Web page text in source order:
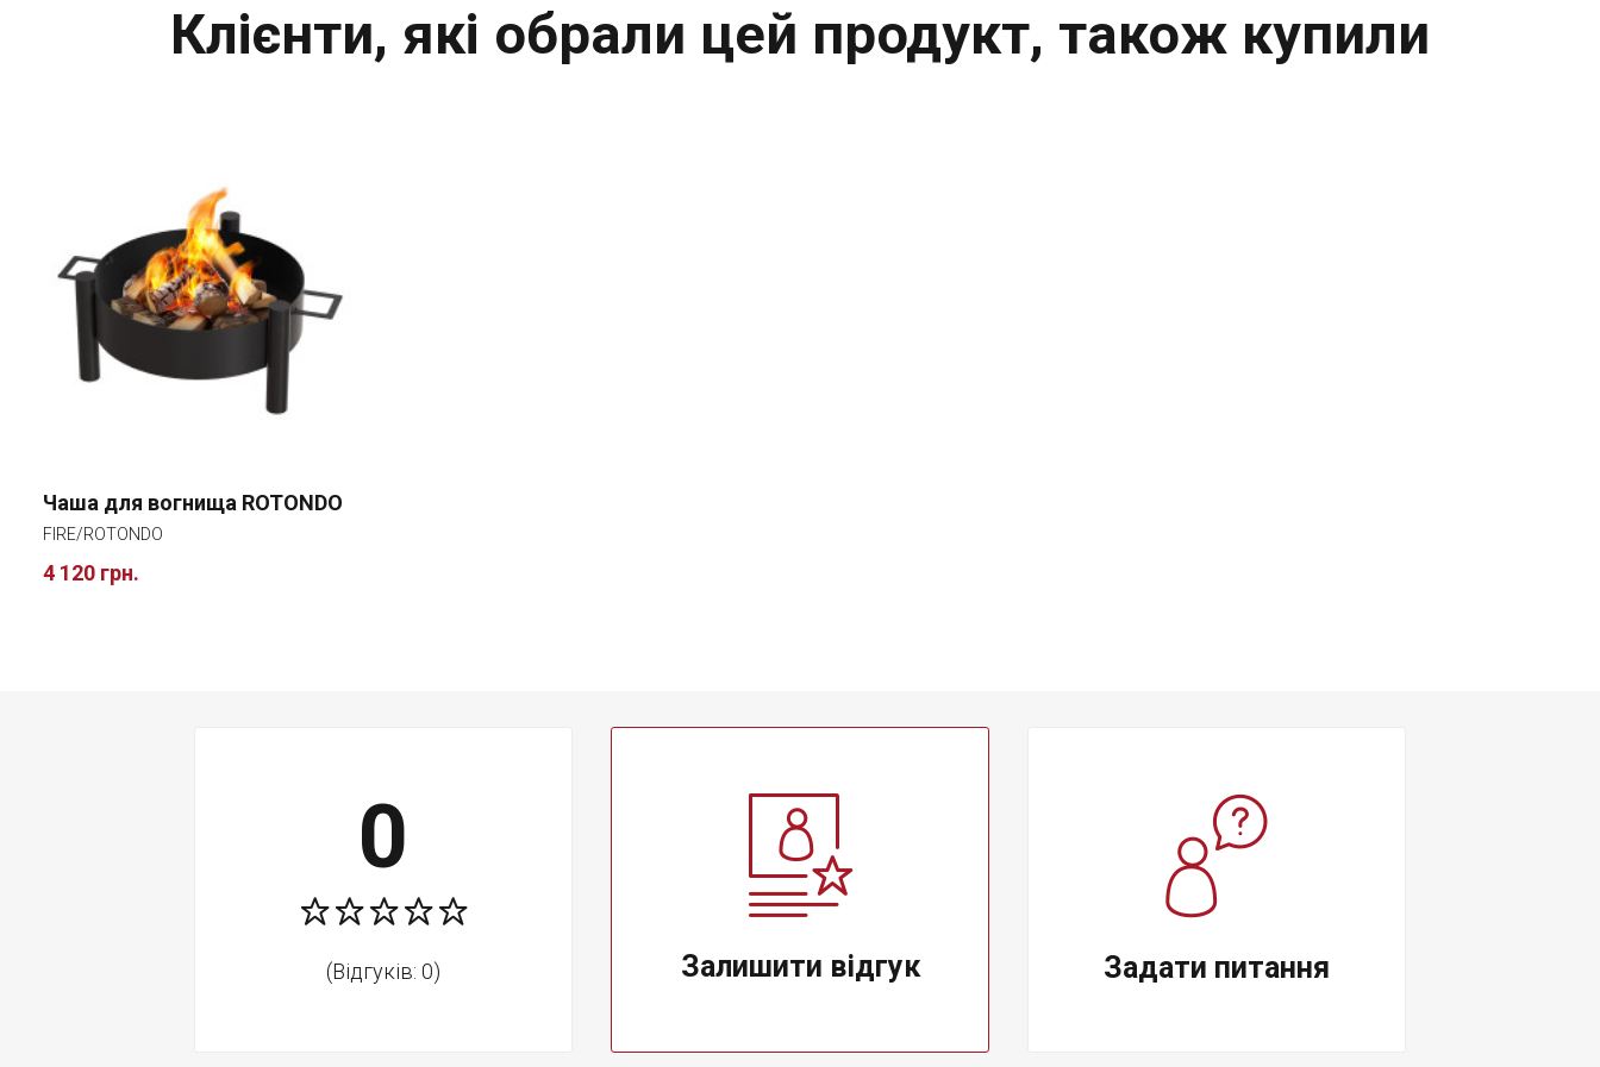
Клієнти, які обрали цей продукт, також купили
Чаша для вогнища ROTONDO
FIRE/ROTONDO
4 120 грн.
0
(Відгуків: 0) Залишити вiдгук Задати питання